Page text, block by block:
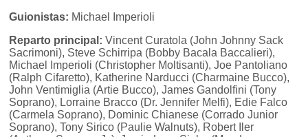
Guionistas: Michael Imperioli
Reparto principal: Vincent Curatola (John Johnny Sack
Sacrimoni), Steve Schirripa (Bobby Bacala Baccalieri),
Michael Imperioli (Christopher Moltisanti), Joe Pantoliano
(Ralph Cifaretto), Katherine Narducci (Charmaine Bucco),
John Ventimiglia (Artie Bucco), James Gandolfini (Tony
Soprano), Lorraine Bracco (Dr. Jennifer Melfi), Edie Falco
(Carmela Soprano), Dominic Chianese (Corrado Junior
Soprano), Tony Sirico (Paulie Walnuts), Robert Iler